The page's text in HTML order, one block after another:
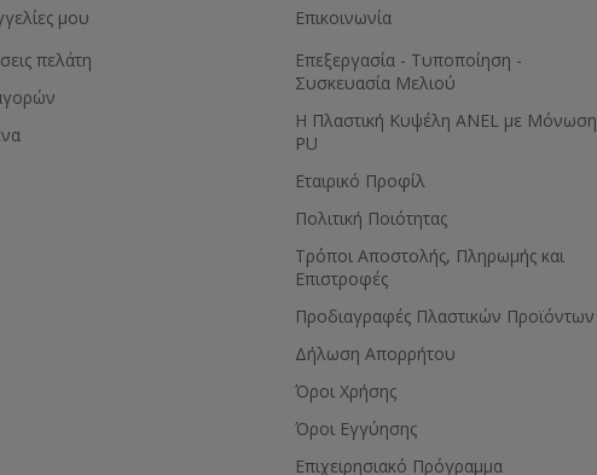
μου
πελάτη
Επικοινωνία
Επεξεργασία - Τυποποίηση -
Συσκευασία Μελιού
Η Πλαστική Κυψέλη ANEL με Μόνωση
PU
Εταιρικό Προφίλ
Πολιτική Ποιότητας
Τρόποι Αποστολής, Πληρωμής και
Επιστροφές
Προδιαγραφές Πλαστικών Προϊόντων
Δήλωση Απορρήτου
Όροι Χρήσης
Όροι Εγγύησης
Eπιχειρησιακό Πρόγραμμα